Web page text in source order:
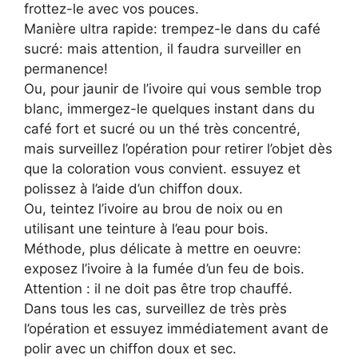
frottez-le avec vos pouces.
Manière ultra rapide: trempez-le dans du café
sucré: mais attention, il faudra surveiller en
permanence!
Ou, pour jaunir de l’ivoire qui vous semble trop
blanc, immergez-le quelques instant dans du
café fort et sucré ou un thé très concentré,
mais surveillez l’opération pour retirer l’objet dès
que la coloration vous convient. essuyez et
polissez à l’aide d’un chiffon doux.
Ou, teintez l’ivoire au brou de noix ou en
utilisant une teinture à l’eau pour bois.
Méthode, plus délicate à mettre en oeuvre:
exposez l’ivoire à la fumée d’un feu de bois.
Attention : il ne doit pas être trop chauffé.
Dans tous les cas, surveillez de très près
l’opération et essuyez immédiatement avant de
polir avec un chiffon doux et sec.